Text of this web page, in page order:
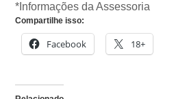
*Informações da Assessoria
Compartilhe isso:
Facebook 18+